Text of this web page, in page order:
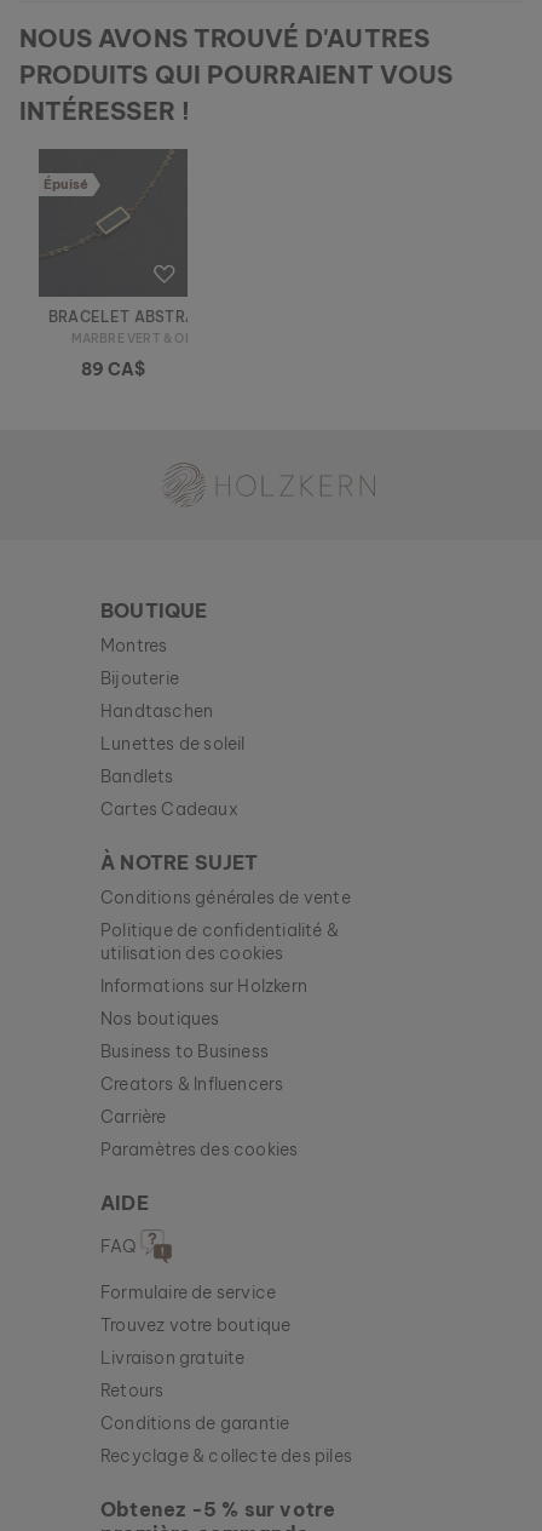
NOUS AVONS TROUVÉ D'AUTRES
PRODUITS QUI POURRAIENT VOUS
INTÉRESSER !
Épuisé
BRACELET ABSTRACT
MARBRE VERT & OR
89 CA$
BOUTIQUE
Montres
Bijouterie
Handtaschen
Lunettes de soleil
Bandlets
Cartes Cadeaux
À NOTRE SUJET
Conditions générales de vente
Politique de confidentialité &
utilisation des cookies
Informations sur Holzkern
Nos boutiques
Business to Business
Creators & Influencers
Carrière
Paramètres des cookies
AIDE
FAQ
Formulaire de service
Trouvez votre boutique
Livraison gratuite
Retours
Conditions de garantie
Recyclage & collecte des piles
Obtenez -5 % sur votre